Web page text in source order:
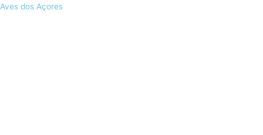
Skip
Aves dos Açores